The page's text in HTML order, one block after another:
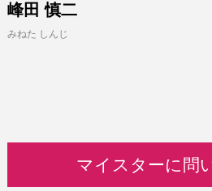
峰田 慎二
みねた しんじ
マイスターに問